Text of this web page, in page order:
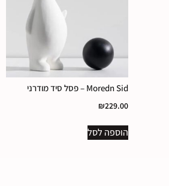
Moredn Sid – פסל סיד מודרני
₪229.00
הוספה לסל